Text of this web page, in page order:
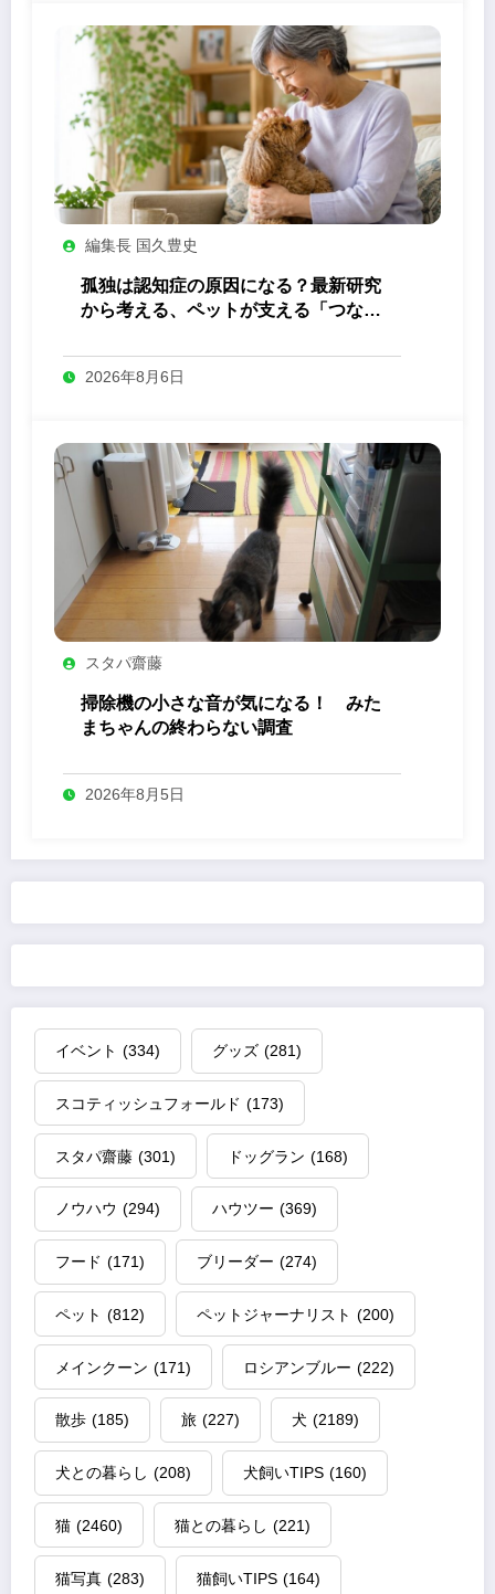
編集長 国久豊史
孤独は認知症の原因になる？最新研究
から考える、ペットが支える「つなが
2026年8月6日
スタパ齋藤
掃除機の小さな音が気になる！ みた
まちゃんの終わらない調査
2026年8月5日
イベント (334) グッズ (281)
スコティッシュフォールド (173)
スタパ齋藤 (301) ドッグラン (168)
ノウハウ (294) ハウツー (369)
フード (171) ブリーダー (274)
ペット (812) ペットジャーナリスト (200)
メインクーン (171) ロシアンブルー (222)
散歩 (185) 旅 (227) 犬 (2189)
犬との暮らし (208) 犬飼いTIPS (160)
猫 (2460) 猫との暮らし (221)
猫写真 (283) 猫飼いTIPS (164)